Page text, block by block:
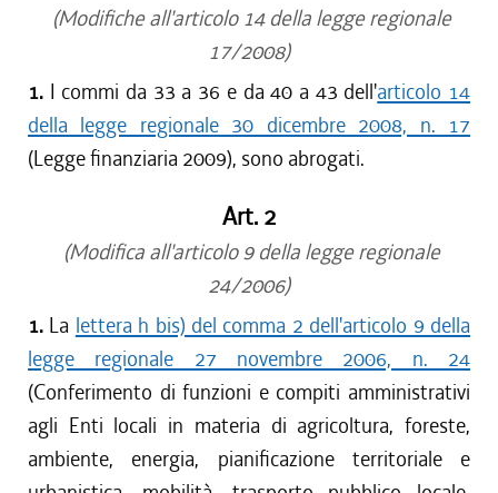
(Modifiche all'articolo 14 della legge regionale
17/2008)
1. I commi da 33 a 36 e da 40 a 43 dell'articolo 14
della legge regionale 30 dicembre 2008, n. 17
(Legge finanziaria 2009), sono abrogati.
Art. 2
(Modifica all'articolo 9 della legge regionale
24/2006)
1. La lettera h bis) del comma 2 dell'articolo 9 della
legge regionale 27 novembre 2006, n. 24
(Conferimento di funzioni e compiti amministrativi
agli Enti locali in materia di agricoltura, foreste,
ambiente, energia, pianificazione territoriale e